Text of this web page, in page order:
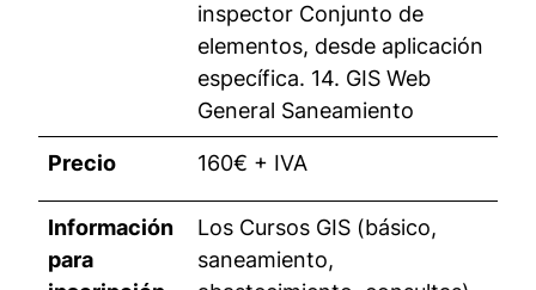
inspector Conjunto de
elementos, desde aplicación
específica. 14. GIS Web
General Saneamiento
Precio 160€ + IVA
Información
para
Los Cursos GIS (básico,
saneamiento,